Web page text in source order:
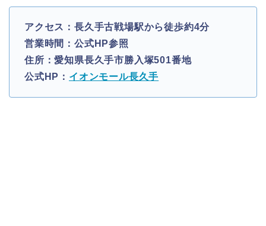
アクセス：長久手古戦場駅から徒歩約4分
営業時間：公式HP参照
住所：愛知県長久手市勝入塚501番地
公式HP： イオンモール長久手